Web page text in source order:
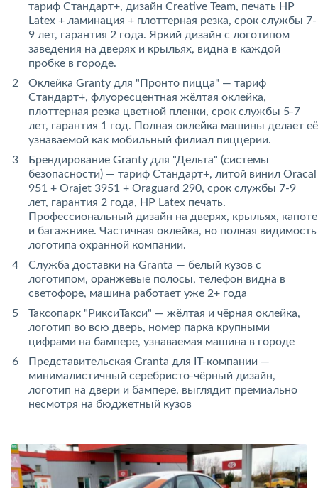
тариф Стандарт+, дизайн Creative Team, печать HP
Latex + ламинация + плоттерная резка, срок службы 7-
9 лет, гарантия 2 года. Яркий дизайн с логотипом
заведения на дверях и крыльях, видна в каждой
пробке в городе.
Оклейка Granty для "Пронто пицца" — тариф
Стандарт+, флуоресцентная жёлтая оклейка,
плоттерная резка цветной пленки, срок службы 5-7
лет, гарантия 1 год. Полная оклейка машины делает её
узнаваемой как мобильный филиал пиццерии.
Брендирование Granty для "Дельта" (системы
безопасности) — тариф Стандарт+, литой винил Oracal
951 + Orajet 3951 + Oraguard 290, срок службы 7-9
лет, гарантия 2 года, HP Latex печать.
Профессиональный дизайн на дверях, крыльях, капоте
и багажнике. Частичная оклейка, но полная видимость
логотипа охранной компании.
Служба доставки на Granta — белый кузов с
логотипом, оранжевые полосы, телефон видна в
светофоре, машина работает уже 2+ года
Таксопарк "РиксиТакси" — жёлтая и чёрная оклейка,
логотип во всю дверь, номер парка крупными
цифрами на бампере, узнаваемая машина в городе
Представительская Granta для IT-компании —
минималистичный серебристо-чёрный дизайн,
логотип на двери и бампере, выглядит премиально
несмотря на бюджетный кузов